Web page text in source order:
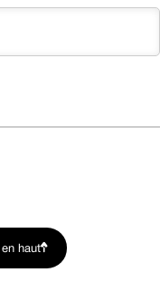
en haut